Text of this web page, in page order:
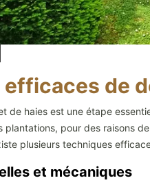
de
de haies est une étape
plantations, pour des raisons
plusieurs techniques
et mécaniques